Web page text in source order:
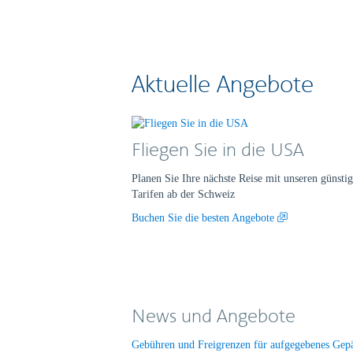
Aktuelle Angebote
Fliegen Sie in die USA
Planen Sie Ihre nächste Reise mit unseren
Tarifen ab der Schweiz
Buchen Sie die besten Angebote
News und Angebote
Gebühren und Freigrenzen für aufgegebenes